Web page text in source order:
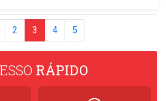
2 3 4 5
RÁPIDO